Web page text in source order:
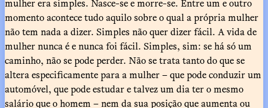
momento acontece tudo aquilo sobre o qual a própria mulher
não tem nada a dizer. Simples não quer dizer fácil. A vida de
mulher nunca é e nunca foi fácil. Simples, sim: se há só um
caminho, não se pode perder. Não se trata tanto do que se
altera especificamente para a mulher – que pode conduzir um
automóvel, que pode estudar e talvez um dia ter o mesmo
salário que o homem – nem da sua posição que aumenta ou